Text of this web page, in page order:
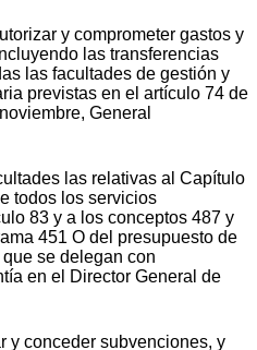
y comprometer gastos y
las transferencias
las facultades de gestión y
previstas en el artículo 74 de
General
las relativas al Capítulo
todos los servicios
83 y a los conceptos 487 y
451 O del presupuesto de
se delegan con
en el Director General de
y conceder subvenciones, y